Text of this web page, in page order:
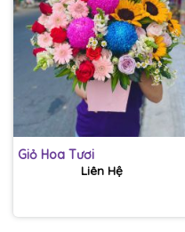
Giỏ Hoa Tươi
Liên Hệ